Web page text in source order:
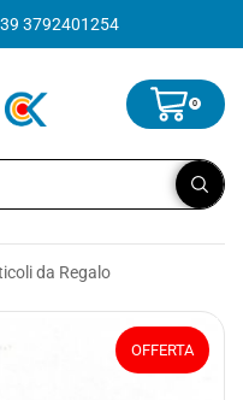
3792401254
0
da Regalo
OFFERTA